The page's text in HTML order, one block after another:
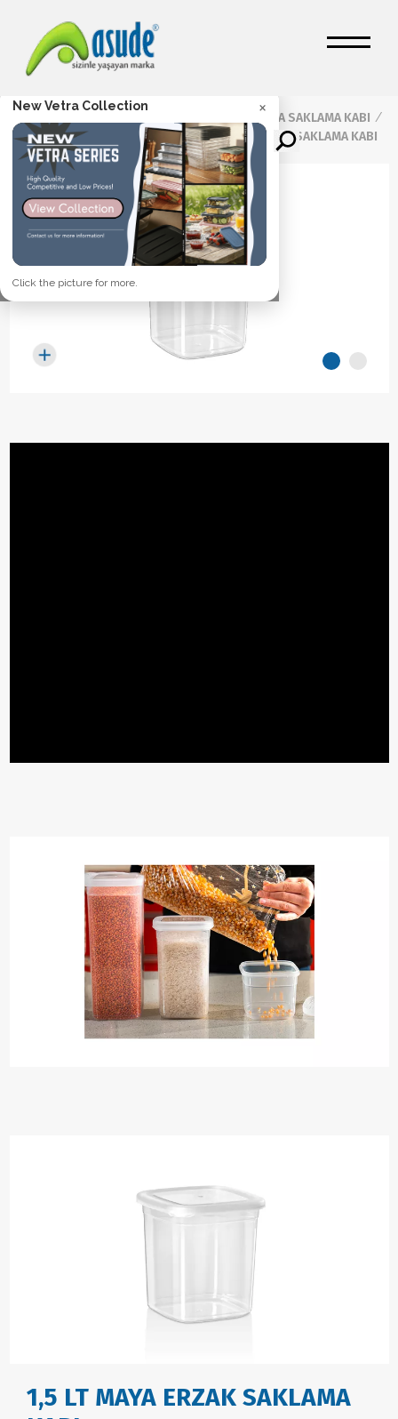
New Vetra Collection ×
Click the picture for more.
GIDA SAKLAMA KABI /
Maya Saklama Kapları / 1,5 LT MAYA ERZAK SAKLAMA KABI
1,5 LT MAYA ERZAK SAKLAMA